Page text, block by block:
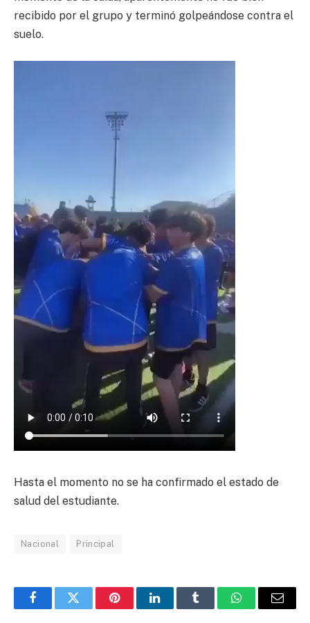
recibido por el grupo y terminó golpeándose contra el
suelo.
Hasta el momento no se ha confirmado el estado de
salud del estudiante.
Nacional Principal
FacebookTwitter PinterestLinkedInTumblr WhatsAppEmail